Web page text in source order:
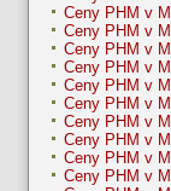
Ceny PHM v
Ceny PHM v
Ceny PHM v
Ceny PHM v
Ceny PHM v
Ceny PHM v
Ceny PHM v
Ceny PHM v
Ceny PHM v
Ceny PHM v